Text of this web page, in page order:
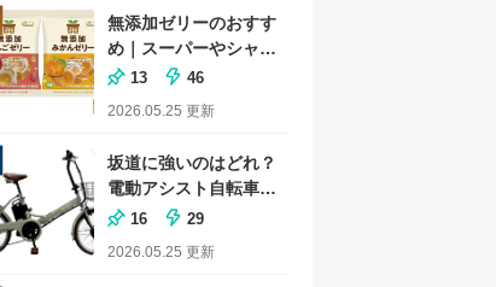
無添加ゼリーのおすす
め｜スーパーやシャト
レーゼの商品も
13 46
2026.05.25 更新
坂道に強いのはどれ？
電動アシスト自転車の
おすすめランキング
16 29
2026.05.25 更新